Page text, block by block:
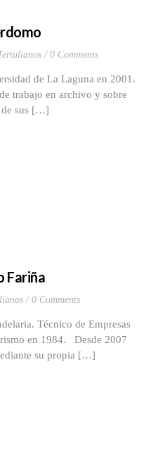
0 Comments
de La Laguna en 2001.
trabajo en archivo y sobre
de sus […]
Fariña
0 Comments
Técnico de Empresas
en 1984. Desde 2007
su propia […]